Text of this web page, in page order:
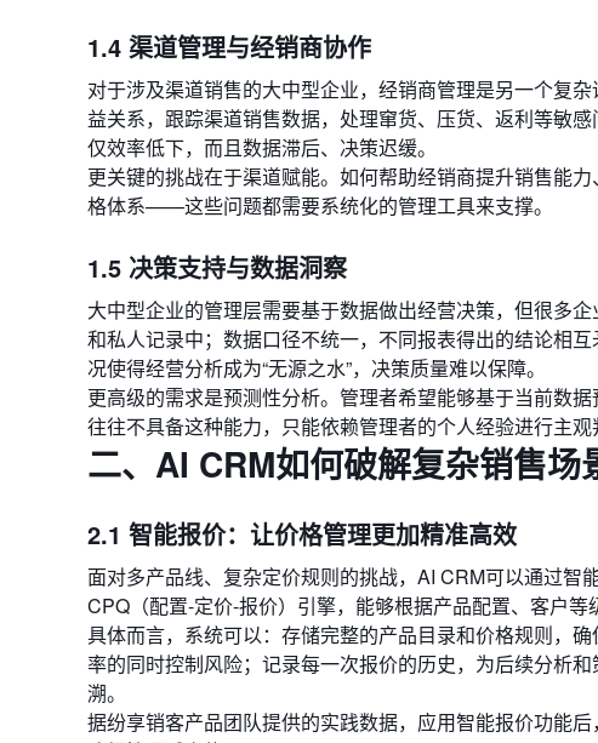
1.4 渠道管理与经销商协作
对于涉及渠道销售的大中型企业，经销商管理是另一个复
益关系，跟踪渠道销售数据，处理窜货、压货、返利等敏
仅效率低下，而且数据滞后、决策迟缓。
更关键的挑战在于渠道赋能。如何帮助经销商提升销售能
格体系——这些问题都需要系统化的管理工具来支撑。
1.5 决策支持与数据洞察
大中型企业的管理层需要基于数据做出经营决策，但很多
和私人记录中；数据口径不统一，不同报表得出的结论相
况使得经营分析成为“无源之水”，决策质量难以保障。
更高级的需求是预测性分析。管理者希望能够基于当前数
往往不具备这种能力，只能依赖管理者的个人经验进行主观
二、AI CRM如何破解复杂销售场
2.1 智能报价：让价格管理更加精准高效
面对多产品线、复杂定价规则的挑战，AI CRM可以通过
CPQ（配置-定价-报价）引擎，能够根据产品配置、客户
具体而言，系统可以：存储完整的产品目录和价格规则，
率的同时控制风险；记录每一次报价的历史，为后续分析
溯。
据纷享销客产品团队提供的实践数据，应用智能报价功能